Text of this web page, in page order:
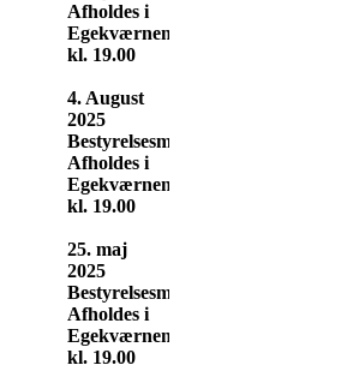
Afholdes i
Egekværnen
kl. 19.00
4. August
2025
Bestyrelsesmøde
Afholdes i
Egekværnen
kl. 19.00
25. maj
2025
Bestyrelsesmøde
Afholdes i
Egekværnen
kl. 19.00